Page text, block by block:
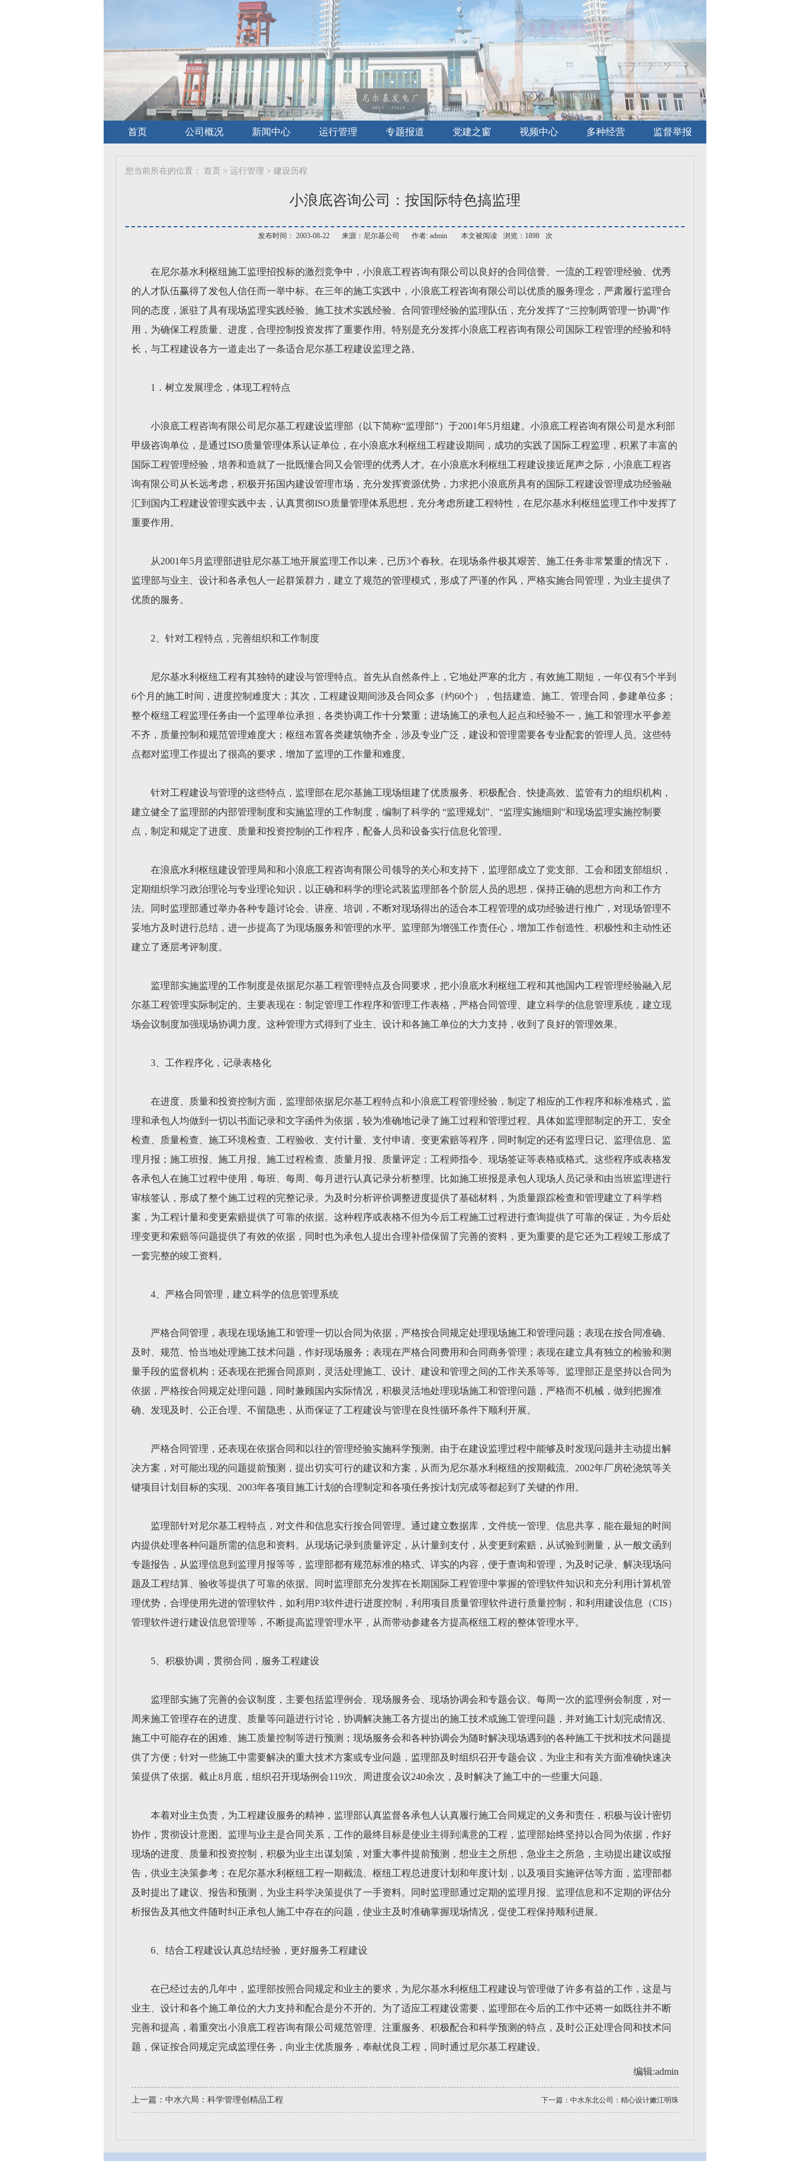
首页 公司概况 新闻中心 运行管理 专题报道 党建之窗 视频中心 多种经营 监督举报
您当前所在的位置： 首页 > 运行管理 > 建设历程
小浪底咨询公司：按国际特色搞监理
发布时间： 2003-08-22 来源：尼尔基公司 作者: admin 本文被阅读 浏览：1898 次
在尼尔基水利枢纽施工监理招投标的激烈竞争中，小浪底工程咨询有限公司以良好的合同信誉、一流的工程管理经验、优秀
的人才队伍赢得了发包人信任而一举中标。在三年的施工实践中，小浪底工程咨询有限公司以优质的服务理念，严肃履行监理合
同的态度，派驻了具有现场监理实践经验、施工技术实践经验、合同管理经验的监理队伍，充分发挥了“三控制两管理一协调”作
用，为确保工程质量、进度，合理控制投资发挥了重要作用。特别是充分发挥小浪底工程咨询有限公司国际工程管理的经验和特
长，与工程建设各方一道走出了一条适合尼尔基工程建设监理之路。
1．树立发展理念，体现工程特点
小浪底工程咨询有限公司尼尔基工程建设监理部（以下简称“监理部”）于2001年5月组建。小浪底工程咨询有限公司是水利部
甲级咨询单位，是通过ISO质量管理体系认证单位，在小浪底水利枢纽工程建设期间，成功的实践了国际工程监理，积累了丰富的
国际工程管理经验，培养和造就了一批既懂合同又会管理的优秀人才。在小浪底水利枢纽工程建设接近尾声之际，小浪底工程咨
询有限公司从长远考虑，积极开拓国内建设管理市场，充分发挥资源优势，力求把小浪底所具有的国际工程建设管理成功经验融
汇到国内工程建设管理实践中去，认真贯彻ISO质量管理体系思想，充分考虑所建工程特性，在尼尔基水利枢纽监理工作中发挥了
重要作用。
从2001年5月监理部进驻尼尔基工地开展监理工作以来，已历3个春秋。在现场条件极其艰苦、施工任务非常繁重的情况下，
监理部与业主、设计和各承包人一起群策群力，建立了规范的管理模式，形成了严谨的作风，严格实施合同管理，为业主提供了
优质的服务。
2、针对工程特点，完善组织和工作制度
尼尔基水利枢纽工程有其独特的建设与管理特点。首先从自然条件上，它地处严寒的北方，有效施工期短，一年仅有5个半到
6个月的施工时间，进度控制难度大；其次，工程建设期间涉及合同众多（约60个），包括建造、施工、管理合同，参建单位多；
整个枢纽工程监理任务由一个监理单位承担，各类协调工作十分繁重；进场施工的承包人起点和经验不一，施工和管理水平参差
不齐，质量控制和规范管理难度大；枢纽布置各类建筑物齐全，涉及专业广泛，建设和管理需要各专业配套的管理人员。这些特
点都对监理工作提出了很高的要求，增加了监理的工作量和难度。
针对工程建设与管理的这些特点，监理部在尼尔基施工现场组建了优质服务、积极配合、快捷高效、监管有力的组织机构，
建立健全了监理部的内部管理制度和实施监理的工作制度，编制了科学的 “监理规划”、“监理实施细则”和现场监理实施控制要
点，制定和规定了进度、质量和投资控制的工作程序，配备人员和设备实行信息化管理。
在浪底水利枢纽建设管理局和和小浪底工程咨询有限公司领导的关心和支持下，监理部成立了党支部、工会和团支部组织，
定期组织学习政治理论与专业理论知识，以正确和科学的理论武装监理部各个阶层人员的思想，保持正确的思想方向和工作方
法。同时监理部通过举办各种专题讨论会、讲座、培训，不断对现场得出的适合本工程管理的成功经验进行推广，对现场管理不
妥地方及时进行总结，进一步提高了为现场服务和管理的水平。监理部为增强工作责任心，增加工作创造性、积极性和主动性还
建立了逐层考评制度。
监理部实施监理的工作制度是依据尼尔基工程管理特点及合同要求，把小浪底水利枢纽工程和其他国内工程管理经验融入尼
尔基工程管理实际制定的。主要表现在：制定管理工作程序和管理工作表格，严格合同管理、建立科学的信息管理系统，建立现
场会议制度加强现场协调力度。这种管理方式得到了业主、设计和各施工单位的大力支持，收到了良好的管理效果。
3、工作程序化，记录表格化
在进度、质量和投资控制方面，监理部依据尼尔基工程特点和小浪底工程管理经验，制定了相应的工作程序和标准格式，监
理和承包人均做到一切以书面记录和文字函件为依据，较为准确地记录了施工过程和管理过程。具体如监理部制定的开工、安全
检查、质量检查、施工环境检查、工程验收、支付计量、支付申请、变更索赔等程序，同时制定的还有监理日记、监理信息、监
理月报；施工班报、施工月报、施工过程检查、质量月报、质量评定；工程师指令、现场签证等表格或格式。这些程序或表格发
各承包人在施工过程中使用，每班、每周、每月进行认真记录分析整理。比如施工班报是承包人现场人员记录和由当班监理进行
审核签认，形成了整个施工过程的完整记录。为及时分析评价调整进度提供了基础材料，为质量跟踪检查和管理建立了科学档
案，为工程计量和变更索赔提供了可靠的依据。这种程序或表格不但为今后工程施工过程进行查询提供了可靠的保证，为今后处
理变更和索赔等问题提供了有效的依据，同时也为承包人提出合理补偿保留了完善的资料，更为重要的是它还为工程竣工形成了
一套完整的竣工资料。
4、严格合同管理，建立科学的信息管理系统
严格合同管理，表现在现场施工和管理一切以合同为依据，严格按合同规定处理现场施工和管理问题；表现在按合同准确、
及时、规范、恰当地处理施工技术问题，作好现场服务；表现在严格合同费用和合同商务管理；表现在建立具有独立的检验和测
量手段的监督机构；还表现在把握合同原则，灵活处理施工、设计、建设和管理之间的工作关系等等。监理部正是坚持以合同为
依据，严格按合同规定处理问题，同时兼顾国内实际情况，积极灵活地处理现场施工和管理问题，严格而不机械，做到把握准
确、发现及时、公正合理、不留隐患，从而保证了工程建设与管理在良性循环条件下顺利开展。
严格合同管理，还表现在依据合同和以往的管理经验实施科学预测。由于在建设监理过程中能够及时发现问题并主动提出解
决方案，对可能出现的问题提前预测，提出切实可行的建议和方案，从而为尼尔基水利枢纽的按期截流、2002年厂房砼浇筑等关
键项目计划目标的实现、2003年各项目施工计划的合理制定和各项任务按计划完成等都起到了关键的作用。
监理部针对尼尔基工程特点，对文件和信息实行按合同管理。通过建立数据库，文件统一管理、信息共享，能在最短的时间
内提供处理各种问题所需的信息和资料。从现场记录到质量评定，从计量到支付，从变更到索赔，从试验到测量，从一般文函到
专题报告，从监理信息到监理月报等等，监理部都有规范标准的格式、详实的内容，便于查询和管理，为及时记录、解决现场问
题及工程结算、验收等提供了可靠的依据。同时监理部充分发挥在长期国际工程管理中掌握的管理软件知识和充分利用计算机管
理优势，合理使用先进的管理软件，如利用P3软件进行进度控制，利用项目质量管理软件进行质量控制，和利用建设信息（CIS）
管理软件进行建设信息管理等，不断提高监理管理水平，从而带动参建各方提高枢纽工程的整体管理水平。
5、积极协调，贯彻合同，服务工程建设
监理部实施了完善的会议制度，主要包括监理例会、现场服务会、现场协调会和专题会议。每周一次的监理例会制度，对一
周来施工管理存在的进度、质量等问题进行讨论，协调解决施工各方提出的施工技术或施工管理问题，并对施工计划完成情况、
施工中可能存在的困难、施工质量控制等进行预测；现场服务会和各种协调会为随时解决现场遇到的各种施工干扰和技术问题提
供了方便；针对一些施工中需要解决的重大技术方案或专业问题，监理部及时组织召开专题会议，为业主和有关方面准确快速决
策提供了依据。截止8月底，组织召开现场例会119次、周进度会议240余次，及时解决了施工中的一些重大问题。
本着对业主负责，为工程建设服务的精神，监理部认真监督各承包人认真履行施工合同规定的义务和责任，积极与设计密切
协作，贯彻设计意图。监理与业主是合同关系，工作的最终目标是使业主得到满意的工程，监理部始终坚持以合同为依据，作好
现场的进度、质量和投资控制，积极为业主出谋划策，对重大事件提前预测，想业主之所想，急业主之所急，主动提出建议或报
告，供业主决策参考；在尼尔基水利枢纽工程一期截流、枢纽工程总进度计划和年度计划，以及项目实施评估等方面，监理部都
及时提出了建议、报告和预测，为业主科学决策提供了一手资料。同时监理部通过定期的监理月报、监理信息和不定期的评估分
析报告及其他文件随时纠正承包人施工中存在的问题，使业主及时准确掌握现场情况，促使工程保持顺利进展。
6、结合工程建设认真总结经验，更好服务工程建设
在已经过去的几年中，监理部按照合同规定和业主的要求，为尼尔基水利枢纽工程建设与管理做了许多有益的工作，这是与
业主、设计和各个施工单位的大力支持和配合是分不开的。为了适应工程建设需要，监理部在今后的工作中还将一如既往并不断
完善和提高，着重突出小浪底工程咨询有限公司规范管理、注重服务、积极配合和科学预测的特点，及时公正处理合同和技术问
题，保证按合同规定完成监理任务，向业主优质服务，奉献优良工程，同时通过尼尔基工程建设。
编辑:admin
下一篇： 中水东北公司：精心设计嫩江明珠
上一篇： 中水六局：科学管理创精品工程